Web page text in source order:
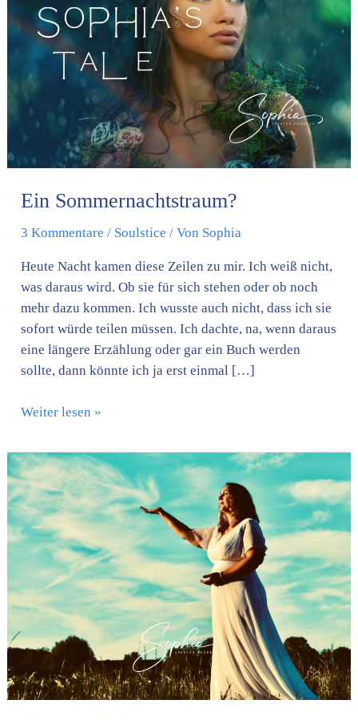
Ein Sommernachtstraum?
3 Kommentare / Soulstice / Von Sophia
Heute Nacht kamen diese Zeilen zu mir. Ich weiß nicht,
was daraus wird. Ob sie für sich stehen oder ob noch
mehr dazu kommen. Ich wusste auch nicht, dass ich sie
sofort würde teilen müssen. Ich dachte, na, wenn daraus
eine längere Erzählung oder gar ein Buch werden
sollte, dann könnte ich ja erst einmal […]
Weiter lesen »
Wenn
die
Welt
sich
ändert